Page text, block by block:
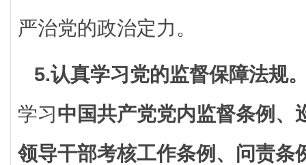
严治党的政治定力。
5.认真学习党的监督保障法规
学习中国共产党党内监督条例、
领导干部考核工作条例、问责条